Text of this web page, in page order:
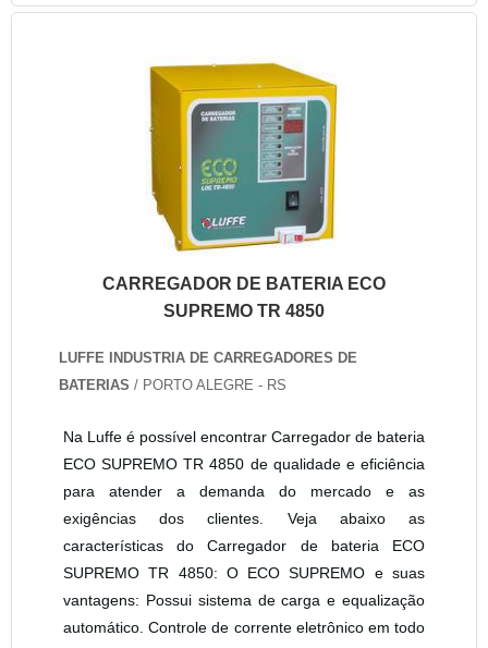
CARREGADOR DE BATERIA ECO
SUPREMO TR 4850
LUFFE INDUSTRIA DE CARREGADORES DE
BATERIAS / PORTO ALEGRE - RS
Na Luffe é possível encontrar Carregador de bateria
ECO SUPREMO TR 4850 de qualidade e eficiência
para atender a demanda do mercado e as
exigências dos clientes. Veja abaixo as
características do Carregador de bateria ECO
SUPREMO TR 4850: O ECO SUPREMO e suas
vantagens: Possui sistema de carga e equalização
automático. Controle de corrente eletrônico em todo